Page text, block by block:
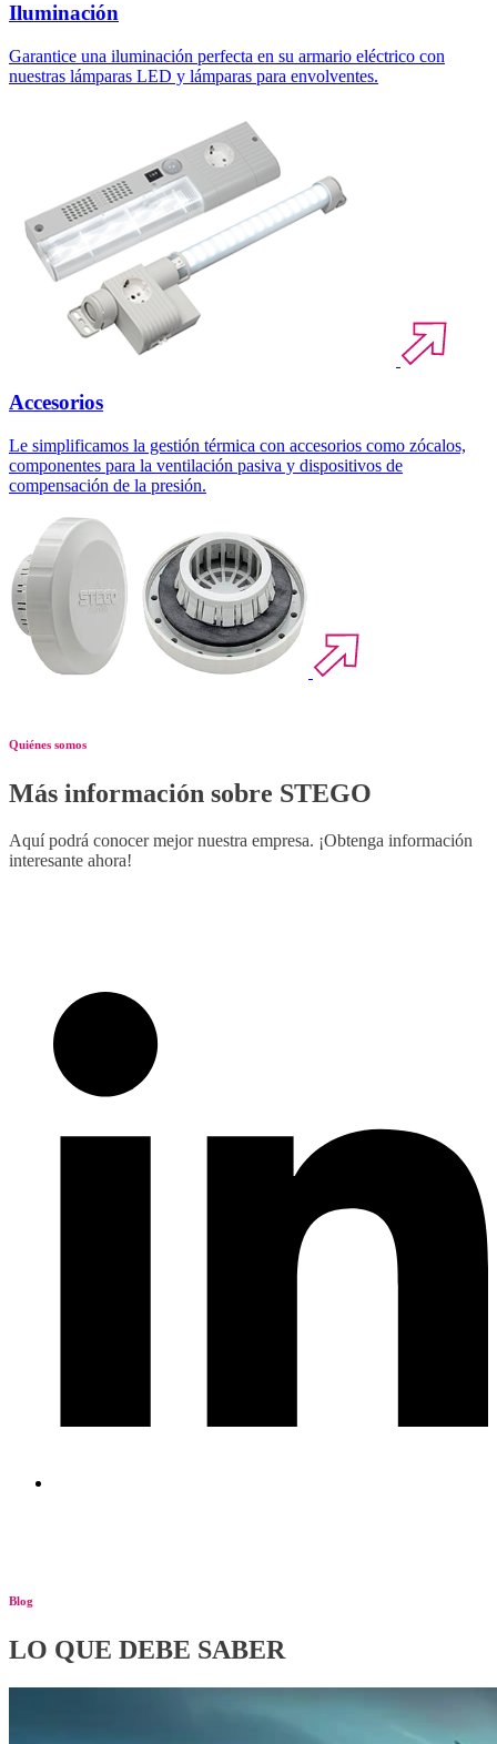
Iluminación
Garantice una iluminación perfecta en su armario eléctrico con
nuestras lámparas LED y lámparas para envolventes.
Accesorios
Le simplificamos la gestión térmica con accesorios como zócalos,
componentes para la ventilación pasiva y dispositivos de
compensación de la presión.
Quiénes somos
Más información sobre STEGO
Aquí podrá conocer mejor nuestra empresa. ¡Obtenga información
interesante ahora!
Blog
LO QUE DEBE SABER